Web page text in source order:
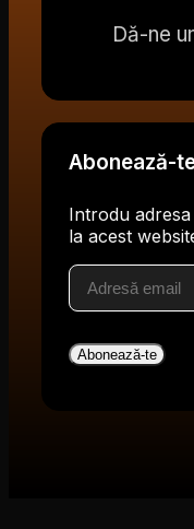
Dă-ne
Abonează-
Introdu
la acest
Adresă
email
Abonează-te